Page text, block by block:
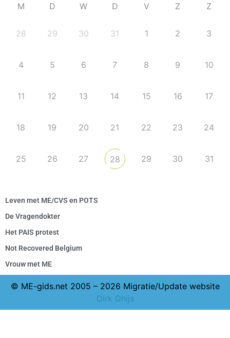
M D W D V Z Z
28 29 30 31 1 2 3
4 5 6 7 8 9 10
11 12 13 14 15 16 17
18 19 20 21 22 23 24
25 26 27 28 29 30 31
Leven met ME/CVS en POTS
De Vragendokter
Het PAIS protest
Not Recovered Belgium
Vrouw met ME
© ME-gids.net 2005 – 2026 Migratie/Update website
Dirk Ghijs